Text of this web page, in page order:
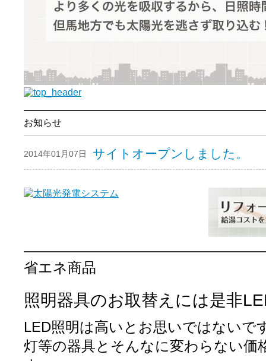
お知らせ
2014年01月07日 サイトオープンしました。
省エネ商品
照明器具のお取替えには是非
LED照明は高いとお思いではないで
灯等の器具とそんなに変わらない価